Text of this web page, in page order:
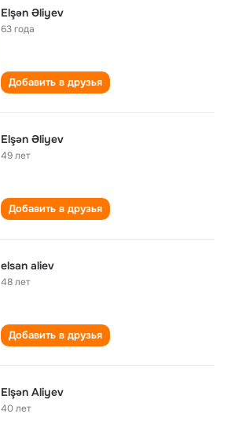
Elşən Əliyev
63 года
Добавить в друзья
Elşən Əliyev
49 лет
Добавить в друзья
elsan aliev
48 лет
Добавить в друзья
Elşən Aliyev
40 лет